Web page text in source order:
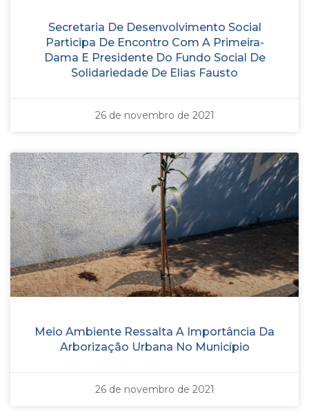
Secretaria De Desenvolvimento Social
Participa De Encontro Com A Primeira-
Dama E Presidente Do Fundo Social De
Solidariedade De Elias Fausto
26 de novembro de 2021
Meio Ambiente Ressalta A Importância Da
Arborização Urbana No Município
26 de novembro de 2021